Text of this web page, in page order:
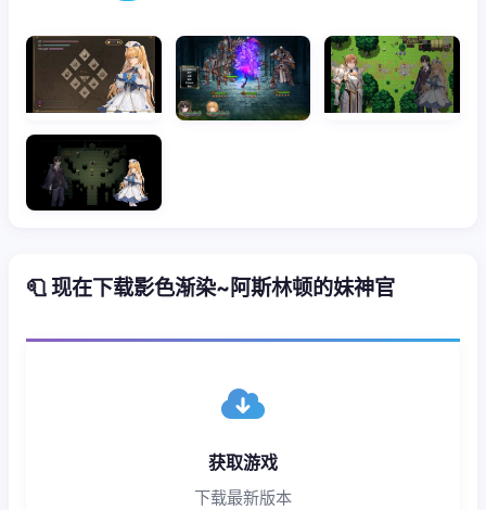
🧻 现在下载影色渐染~阿斯林顿的妹神官
获取游戏
下载最新版本